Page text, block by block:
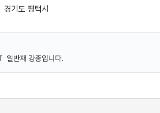
경기도 평택시
일반재 강종입니다.